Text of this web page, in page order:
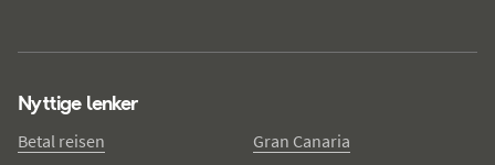
Nyttige lenker
Betal reisen
Gran Canaria